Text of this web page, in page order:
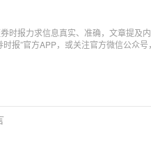
时报力求信息真实、准确，文章提及
时报”官方APP，或关注官方微信公众